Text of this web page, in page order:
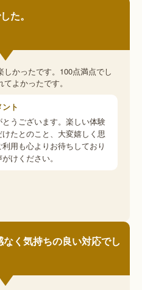
た。
かったです。100点満点でし
よかったです。
ト
うございます。楽しい体験
たとのこと、大変嬉しく思
用も心よりお待ちしており
けください。
く気持ちの良い対応でし